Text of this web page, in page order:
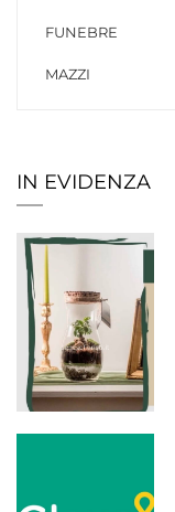
FUNEBRE
MAZZI
IN EVIDENZA